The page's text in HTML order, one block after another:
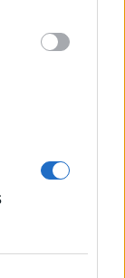
ρόλο
αερίου